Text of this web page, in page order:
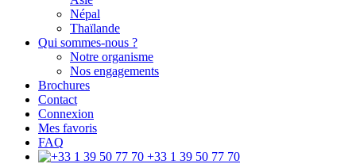
Népal
Thaïlande
Qui sommes-nous ?
Notre organisme
Nos engagements
Brochures
Contact
Connexion
Mes favoris
FAQ
+33 1 39 50 77 70